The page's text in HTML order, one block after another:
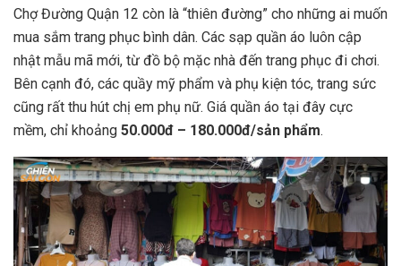
Chợ Đường Quận 12 còn là “thiên đường” cho những ai muốn
mua sắm trang phục bình dân. Các sạp quần áo luôn cập
nhật mẫu mã mới, từ đồ bộ mặc nhà đến trang phục đi chơi.
Bên cạnh đó, các quầy mỹ phẩm và phụ kiện tóc, trang sức
cũng rất thu hút chị em phụ nữ. Giá quần áo tại đây cực
mềm, chỉ khoảng 50.000đ – 180.000đ/sản phẩm.